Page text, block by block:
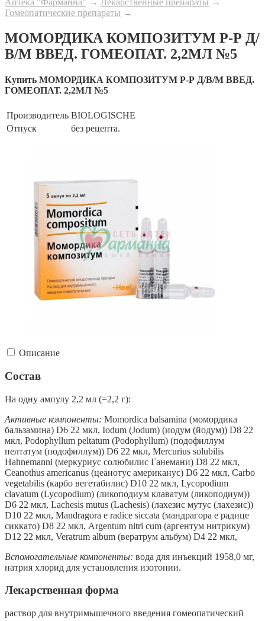
Гомеопатические препараты →
МОМОРДИКА КОМПОЗИТУМ Р-Р Д/
В/М ВВЕД. ГОМЕОПАТ. 2,2МЛ №5
Купить МОМОРДИКА КОМПОЗИТУМ Р-Р Д/В/М ВВЕД.
ГОМЕОПАТ. 2,2МЛ №5
Производитель BIOLOGISCHE
Отпуск
без рецепта.
Описание
Состав
На одну ампулу 2,2 мл (=2,2 г):
Активные компоненты: Momordica balsamina (момордика
бальзамина) D6 22 мкл, Iodum (Jodum) (иодум (йодум)) D8 22
мкл, Podophyllum peltatum (Podophyllum) (подофиллум
пелтатум (подофиллум)) D6 22 мкл, Mercurius solubilis
Hahnemanni (меркуриус солюбилис Ганемани) D8 22 мкл,
Ceanothus americanus (цеанотус американус) D6 22 мкл, Carbo
vegetabilis (карбо вегетабилис) D10 22 мкл, Lycopodium
clavatum (Lycopodium) (ликоподиум клаватум (ликоподиум))
D6 22 мкл, Lachesis mutus (Lachesis) (лахезис мутус (лахезис))
D10 22 мкл, Mandragora e radice siccata (мандрагора е радице
сиккато) D8 22 мкл, Argentum nitri cum (аргентум нитрикум)
D12 22 мкл, Veratrum album (вератрум альбум) D4 22 мкл,
Вспомогательные компоненты: вода для инъекций 1958,0 мг,
натрия хлорид для установления изотонии.
Лекарственная форма
раствор для внутримышечного введения гомеопатический